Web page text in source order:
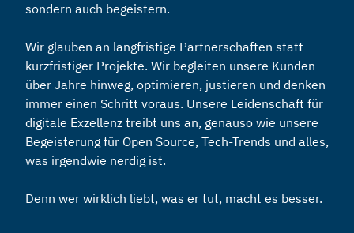
sondern auch begeistern.
Wir glauben an langfristige Partnerschaften statt
kurzfristiger Projekte. Wir begleiten unsere Kunden
über Jahre hinweg, optimieren, justieren und denken
immer einen Schritt voraus. Unsere Leidenschaft für
digitale Exzellenz treibt uns an, genauso wie unsere
Begeisterung für Open Source, Tech-Trends und alles,
was irgendwie nerdig ist.
Denn wer wirklich liebt, was er tut, macht es besser.